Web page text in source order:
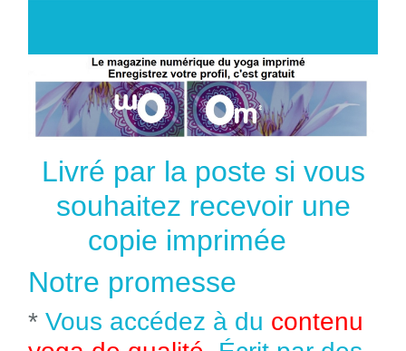
Livré par la poste si vous
souhaitez recevoir une
copie imprimée
Notre promesse
* Vous accédez à du contenu